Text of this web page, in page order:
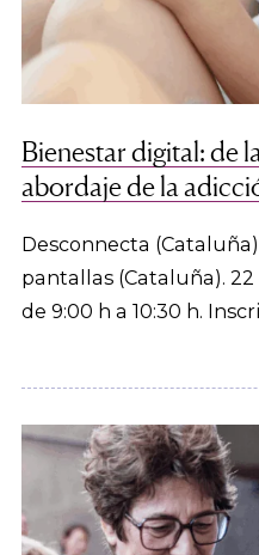
Bienestar digital: de
abordaje de la
Desconnecta
pantallas (Cataluña).
de 9:00 h a 10:30 h.